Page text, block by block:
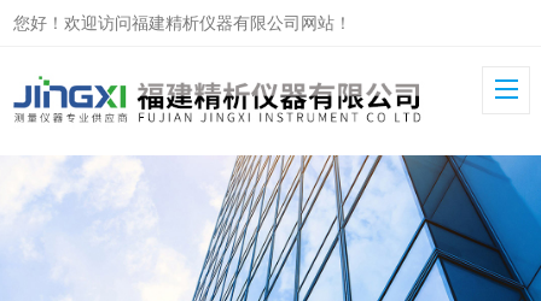
您好！欢迎访问福建精析仪器有限公司网站！